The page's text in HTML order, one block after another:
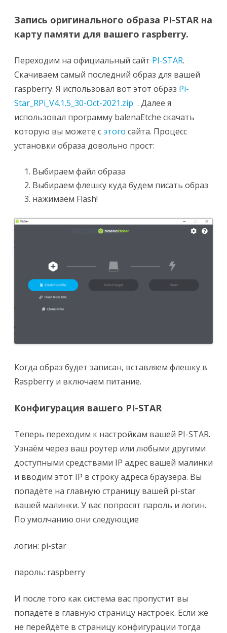
Запись оригинального образа PI-STAR на
карту памяти для вашего raspberry.
Переходим на официальный сайт PI-STAR.
Скачиваем самый последний образ для вашей
raspberry. Я использовал вот этот образ Pi-
Star_RPi_V4.1.5_30-Oct-2021.zip . Далее я
использовал программу balenaEtche скачать
которую вы можете сэтого сайта. Процесс
установки образа довольно прост:
Выбираем файл образа
Выбираем флешку куда будем писать образ
нажимаем Flash!
Когда образ будет записан, вставляем флешку в
Raspberry и включаем питание.
Конфигурация вашего PI-STAR
Теперь переходим к настройкам вашей PI-STAR.
Узнаём через ваш роутер или любыми другими
доступными средствами IP адрес вашей малинки
и вводим этот IP в строку адреса браузера. Вы
попадёте на главную страницу вашей pi-star
вашей малинки. У вас попросят пароль и логин.
По умолчанию они следующие
логин: pi-star
пароль: raspberry
И после того как система вас пропустит вы
попадёте в главную страницу настроек. Если же
не перейдёте в страницу конфигурации тогда